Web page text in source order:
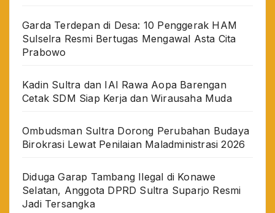
Garda Terdepan di Desa: 10 Penggerak HAM
Sulselra Resmi Bertugas Mengawal Asta Cita
Prabowo
Kadin Sultra dan IAI Rawa Aopa Barengan
Cetak SDM Siap Kerja dan Wirausaha Muda
Ombudsman Sultra Dorong Perubahan Budaya
Birokrasi Lewat Penilaian Maladministrasi 2026
Diduga Garap Tambang Ilegal di Konawe
Selatan, Anggota DPRD Sultra Suparjo Resmi
Jadi Tersangka